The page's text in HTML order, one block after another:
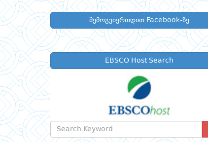
შემოგვიერთდით Facebook-ზე
EBSCO Host Search